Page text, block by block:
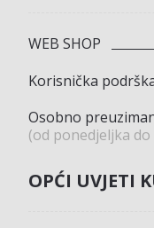
WEB SHOP
Korisnička
Osobno
(od ponedjeljka
OPĆI UVJETI